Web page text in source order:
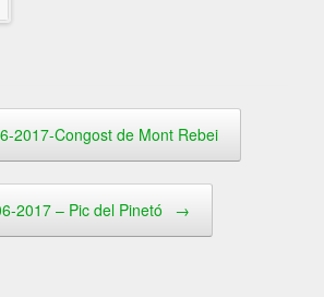
2017-Congost de Mont Rebei
2017 – Pic del Pinetó →